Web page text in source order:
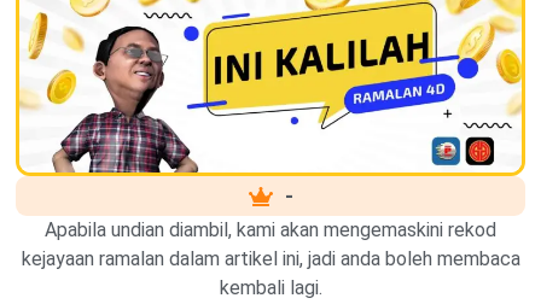
-
Apabila undian diambil, kami akan mengemaskini rekod
kejayaan ramalan dalam artikel ini, jadi anda boleh membaca
kembali lagi.